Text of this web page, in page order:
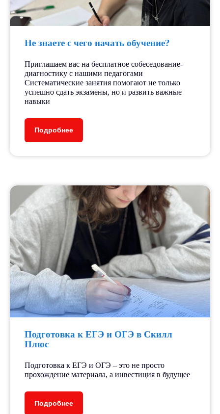
Не знаете с чего начать обучение?
Приглашаем вас на бесплатное собеседование-
диагностику с нашими педагогами
Систематические занятия помогают не только
успешно сдать экзамены, но и развить важные
навыки
Подробнее
Подготовка к ЕГЭ и ОГЭ в Скилл
Плюс
Подготовка к ЕГЭ и ОГЭ – это не просто
прохождение материала, а инвестиция в будущее
Подробнее